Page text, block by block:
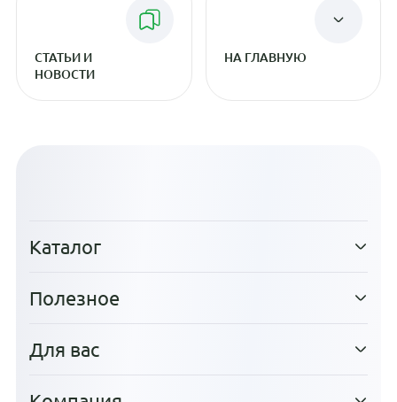
СТАТЬИ И
НОВОСТИ
НА ГЛАВНУЮ
Каталог
Полезное
Для вас